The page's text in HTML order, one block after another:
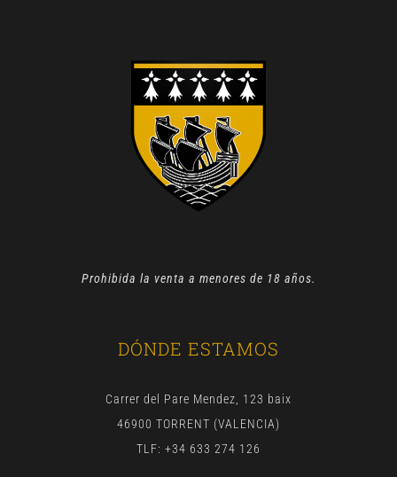
Prohibida la venta a menores de 18 años.
DÓNDE ESTAMOS
Carrer del Pare Mendez, 123 baix
46900 TORRENT (VALENCIA)
TLF: +34 633 274 126